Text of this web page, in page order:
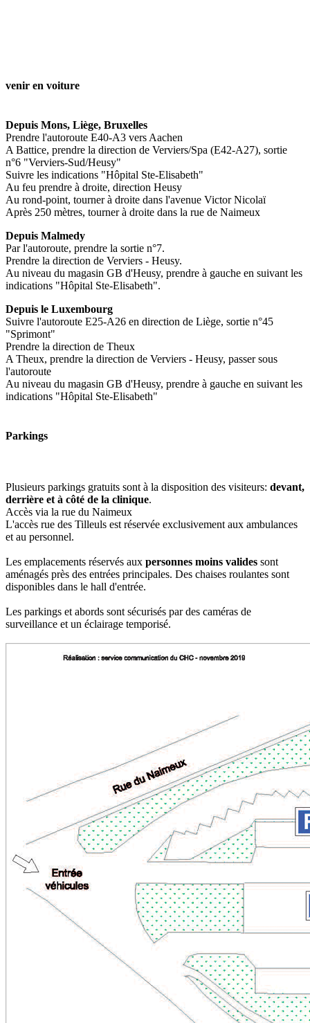
venir en voiture
Depuis Mons, Liège, Bruxelles
Prendre l'autoroute E40-A3 vers Aachen
A Battice, prendre la direction de Verviers/Spa (E42-A27), sortie
n°6 "Verviers-Sud/Heusy"
Suivre les indications "Hôpital Ste-Elisabeth"
Au feu prendre à droite, direction Heusy
Au rond-point, tourner à droite dans l'avenue Victor Nicolaï
Après 250 mètres, tourner à droite dans la rue de Naimeux
Depuis Malmedy
Par l'autoroute, prendre la sortie n°7.
Prendre la direction de Verviers - Heusy.
Au niveau du magasin GB d'Heusy, prendre à gauche en suivant les
indications "Hôpital Ste-Elisabeth".
Depuis le Luxembourg
Suivre l'autoroute E25-A26 en direction de Liège, sortie n°45
"Sprimont"
Prendre la direction de Theux
A Theux, prendre la direction de Verviers - Heusy, passer sous
l'autoroute
Au niveau du magasin GB d'Heusy, prendre à gauche en suivant les
indications "Hôpital Ste-Elisabeth"
Parkings
Plusieurs parkings gratuits sont à la disposition des visiteurs: devant,
derrière et à côté de la clinique.
Accès via la rue du Naimeux
L'accès rue des Tilleuls est réservée exclusivement aux ambulances
et au personnel.
Les emplacements réservés aux personnes moins valides sont
aménagés près des entrées principales. Des chaises roulantes sont
disponibles dans le hall d'entrée.
Les parkings et abords sont sécurisés par des caméras de
surveillance et un éclairage temporisé.